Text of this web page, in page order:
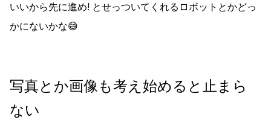
いいから先に進め! とせっついてくれるロボットとかどっ
かにないかな😅
写真とか画像も考え始めると止まら
ない